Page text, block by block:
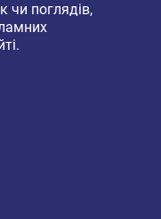
чи поглядів,